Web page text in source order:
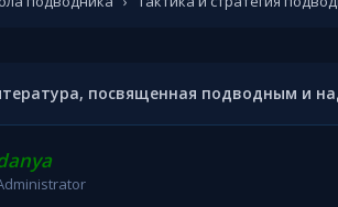
посвященная подводным и